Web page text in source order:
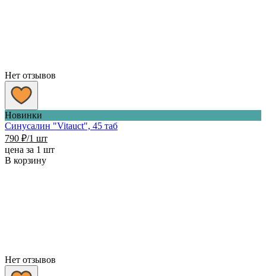
Нет отзывов
Новинки
Синусалин "Vitauct", 45 таб
790 ₽/1 шт
цена за 1 шт
В корзину
Нет отзывов